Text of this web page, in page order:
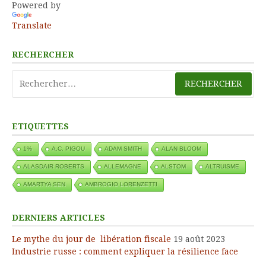
Powered by
Translate
RECHERCHER
ETIQUETTES
1% A.C. PIGOU ADAM SMITH ALAN BLOOM
ALASDAIR ROBERTS ALLEMAGNE ALSTOM ALTRUISME
AMARTYA SEN AMBROGIO LORENZETTI
DERNIERS ARTICLES
Le mythe du jour de libération fiscale 19 août 2023
Industrie russe : comment expliquer la résilience face